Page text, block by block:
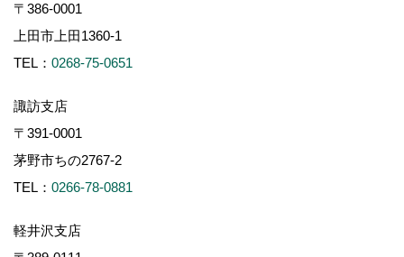
〒386-0001
上田市上田1360-1
TEL： 0268-75-0651
諏訪支店
〒391-0001
茅野市ちの2767-2
TEL： 0266-78-0881
軽井沢支店